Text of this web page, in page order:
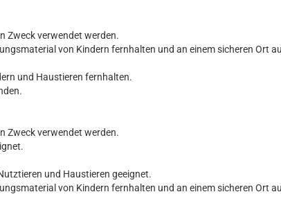
Zweck verwendet werden.
von Kindern fernhalten und an einem sicheren Ort
und Haustieren fernhalten.
Zweck verwendet werden.
und Haustieren geeignet.
von Kindern fernhalten und an einem sicheren Ort